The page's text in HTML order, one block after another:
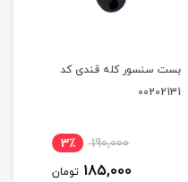
بست سنسور کله قندی کد
00202131
190,000 3٪
185,000 تومان